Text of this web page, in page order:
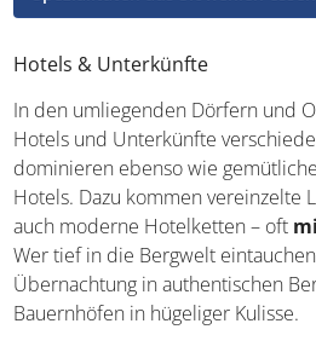
Hotels & Unterkünfte
In den umliegenden Dörfern und
Hotels und Unterkünfte
dominieren ebenso wie
Hotels. Dazu kommen vereinzelte
auch moderne Hotelketten – oft
Wer tief in die Bergwelt
Übernachtung in authentischen
Bauernhöfen in hügeliger Kulisse.